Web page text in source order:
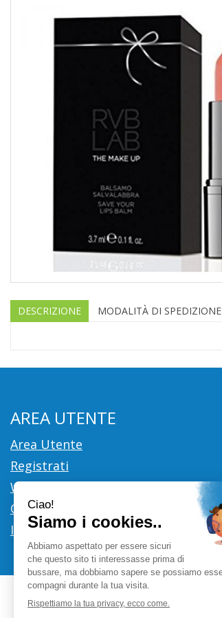
DESCRIZIONE MODALITÀ DI SPEDIZIONE
AREA UTENTE
Area Utente
Registrati
Wishlist
Contatti
Iscrizione alla Newsletter